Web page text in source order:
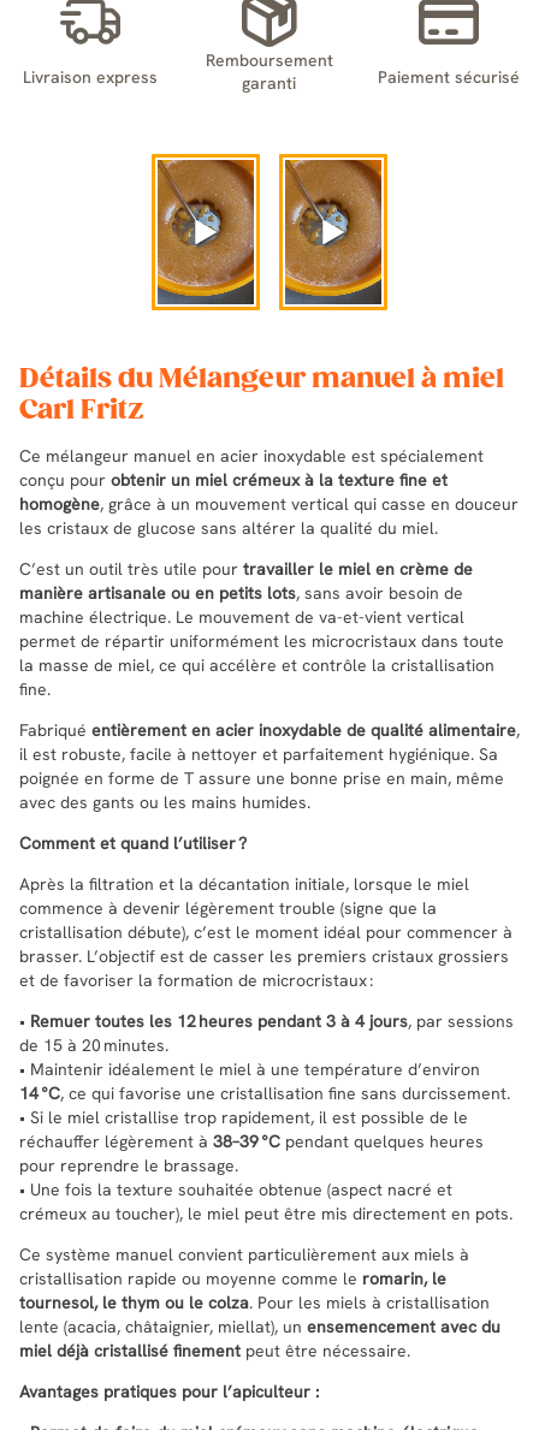
Livraison express
Remboursement
garanti
Paiement sécurisé
Détails du Mélangeur manuel à miel
Carl Fritz
Ce mélangeur manuel en acier inoxydable est spécialement
conçu pour obtenir un miel crémeux à la texture fine et
homogène, grâce à un mouvement vertical qui casse en douceur
les cristaux de glucose sans altérer la qualité du miel.
C’est un outil très utile pour travailler le miel en crème de
manière artisanale ou en petits lots, sans avoir besoin de
machine électrique. Le mouvement de va-et-vient vertical
permet de répartir uniformément les microcristaux dans toute
la masse de miel, ce qui accélère et contrôle la cristallisation
fine.
Fabriqué entièrement en acier inoxydable de qualité alimentaire,
il est robuste, facile à nettoyer et parfaitement hygiénique. Sa
poignée en forme de T assure une bonne prise en main, même
avec des gants ou les mains humides.
Comment et quand l’utiliser ?
Après la filtration et la décantation initiale, lorsque le miel
commence à devenir légèrement trouble (signe que la
cristallisation débute), c’est le moment idéal pour commencer à
brasser. L’objectif est de casser les premiers cristaux grossiers
et de favoriser la formation de microcristaux :
• Remuer toutes les 12 heures pendant 3 à 4 jours, par sessions
de 15 à 20 minutes.
• Maintenir idéalement le miel à une température d’environ
14 °C, ce qui favorise une cristallisation fine sans durcissement.
• Si le miel cristallise trop rapidement, il est possible de le
réchauffer légèrement à 38–39 °C pendant quelques heures
pour reprendre le brassage.
• Une fois la texture souhaitée obtenue (aspect nacré et
crémeux au toucher), le miel peut être mis directement en pots.
Ce système manuel convient particulièrement aux miels à
cristallisation rapide ou moyenne comme le romarin, le
tournesol, le thym ou le colza. Pour les miels à cristallisation
lente (acacia, châtaignier, miellat), un ensemencement avec du
miel déjà cristallisé finement peut être nécessaire.
Avantages pratiques pour l’apiculteur :